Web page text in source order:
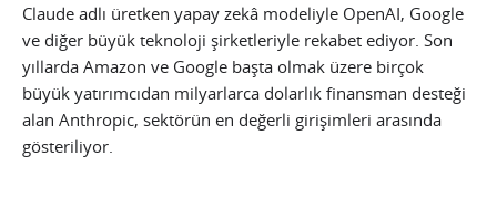
Claude adlı üretken yapay zekâ modeliyle OpenAI, Google
ve diğer büyük teknoloji şirketleriyle rekabet ediyor. Son
yıllarda Amazon ve Google başta olmak üzere birçok
büyük yatırımcıdan milyarlarca dolarlık finansman desteği
alan Anthropic, sektörün en değerli girişimleri arasında
gösteriliyor.